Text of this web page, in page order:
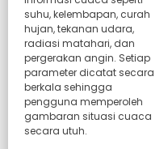
suhu, kelembapan, curah
hujan, tekanan udara,
radiasi matahari, dan
pergerakan angin. Setiap
parameter dicatat secara
berkala sehingga
pengguna memperoleh
gambaran situasi cuaca
secara utuh.